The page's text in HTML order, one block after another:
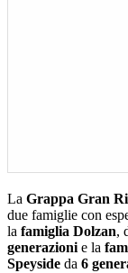
La Grappa Gran
due famiglie con
la famiglia Dolzan,
generazioni e la
Speyside da 6